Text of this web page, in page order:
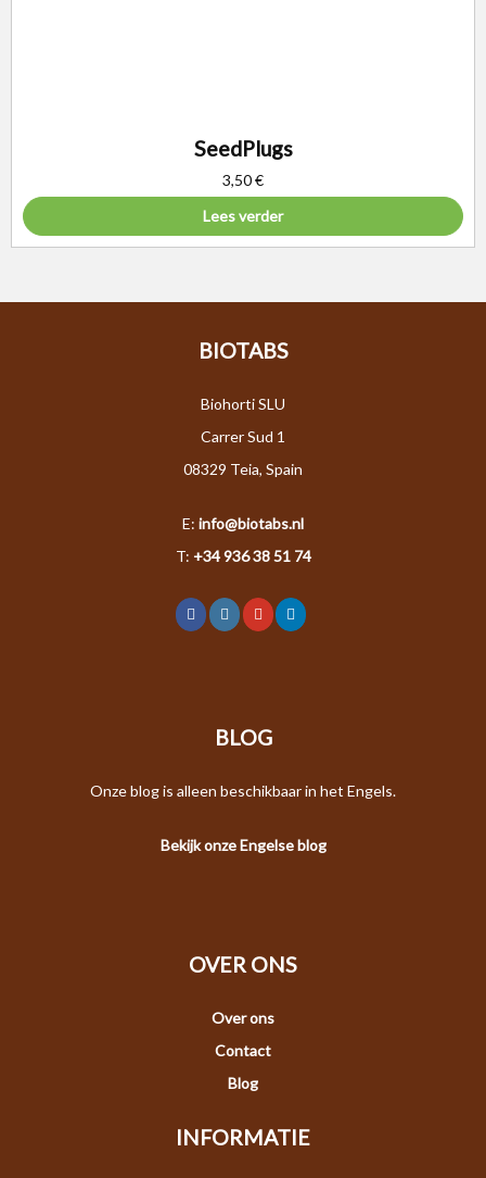
SeedPlugs
3,50€
Lees verder
BIOTABS
Biohorti SLU
Carrer Sud 1
08329 Teia, Spain
E: info@biotabs.nl
T: +34 936 38 51 74
BLOG
Onze blog is alleen beschikbaar in het Engels.
Bekijk onze Engelse blog
OVER ONS
Over ons
Contact
Blog
INFORMATIE